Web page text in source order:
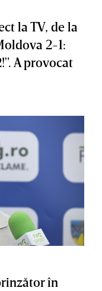
la TV, de la
2-1:
A provocat
în